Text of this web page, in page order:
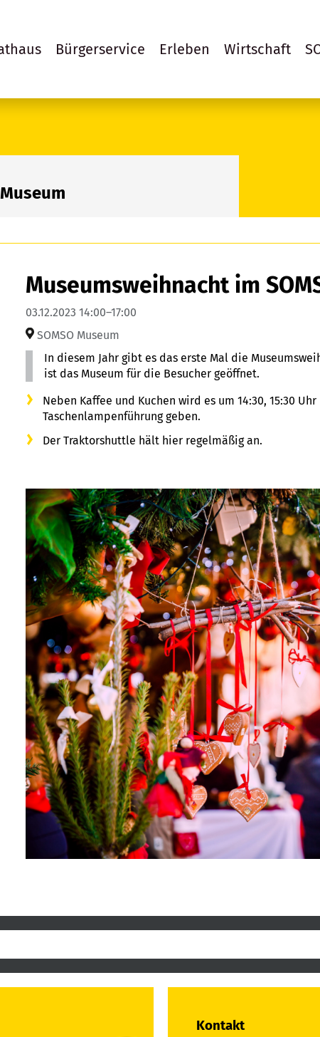
Bürgerservice Erleben Wirtschaft
Museumsweihnacht im
03.12.2023 14:00–17:00
SOMSO Museum
In diesem Jahr gibt es das erste Mal die
ist das Museum für die Besucher geöffnet.
Neben Kaffee und Kuchen wird es um 14:30, 15:30 Uhr
Taschenlampenführung geben.
Der Traktorshuttle hält hier regelmäßig an.
Kontakt